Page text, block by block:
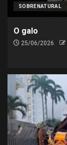
SOBRENATURAL
O galo
25/06/2026